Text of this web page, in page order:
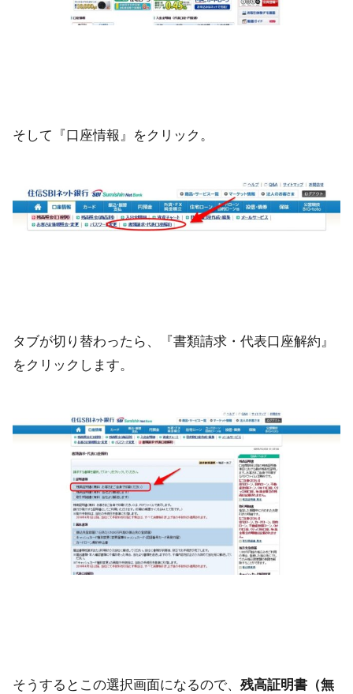
そして『口座情報』をクリック。
タブが切り替わったら、『書類請求・代表口座解約』
をクリックします。
そうするとこの選択画面になるので、 残高証明書（無